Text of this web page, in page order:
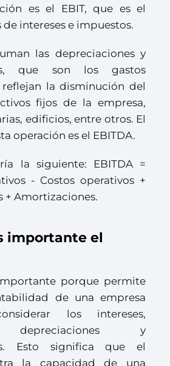
es el EBIT, que es el
intereses e impuestos.
las depreciaciones y
que son los gastos
la disminución del
fijos de la empresa,
edificios, entre otros. El
operación es el EBITDA.
la siguiente: EBITDA =
- Costos operativos +
+ Amortizaciones.
importante el
porque permite
de una empresa
los intereses,
depreciaciones y
Esto significa que el
la capacidad de una